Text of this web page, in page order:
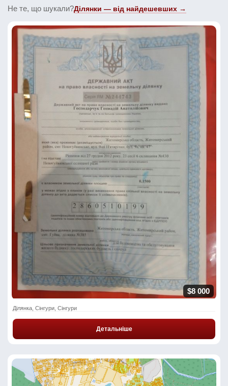
Не те, що шукали?Ділянки — від найдешевших →
$8 000
Ділянка, Сінгури, Сінгури
Детальніше